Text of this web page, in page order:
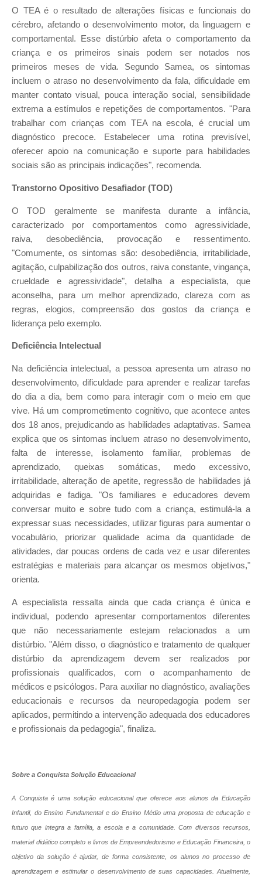
O TEA é o resultado de alterações físicas e funcionais do
cérebro, afetando o desenvolvimento motor, da linguagem e
comportamental. Esse distúrbio afeta o comportamento da
criança e os primeiros sinais podem ser notados nos
primeiros meses de vida. Segundo Samea, os sintomas
incluem o atraso no desenvolvimento da fala, dificuldade em
manter contato visual, pouca interação social, sensibilidade
extrema a estímulos e repetições de comportamentos. "Para
trabalhar com crianças com TEA na escola, é crucial um
diagnóstico precoce. Estabelecer uma rotina previsível,
oferecer apoio na comunicação e suporte para habilidades
sociais são as principais indicações", recomenda.
Transtorno Opositivo Desafiador (TOD)
O TOD geralmente se manifesta durante a infância,
caracterizado por comportamentos como agressividade,
raiva, desobediência, provocação e ressentimento.
"Comumente, os sintomas são: desobediência, irritabilidade,
agitação, culpabilização dos outros, raiva constante, vingança,
crueldade e agressividade", detalha a especialista, que
aconselha, para um melhor aprendizado, clareza com as
regras, elogios, compreensão dos gostos da criança e
liderança pelo exemplo.
Deficiência Intelectual
Na deficiência intelectual, a pessoa apresenta um atraso no
desenvolvimento, dificuldade para aprender e realizar tarefas
do dia a dia, bem como para interagir com o meio em que
vive. Há um comprometimento cognitivo, que acontece antes
dos 18 anos, prejudicando as habilidades adaptativas. Samea
explica que os sintomas incluem atraso no desenvolvimento,
falta de interesse, isolamento familiar, problemas de
aprendizado, queixas somáticas, medo excessivo,
irritabilidade, alteração de apetite, regressão de habilidades já
adquiridas e fadiga. "Os familiares e educadores devem
conversar muito e sobre tudo com a criança, estimulá-la a
expressar suas necessidades, utilizar figuras para aumentar o
vocabulário, priorizar qualidade acima da quantidade de
atividades, dar poucas ordens de cada vez e usar diferentes
estratégias e materiais para alcançar os mesmos objetivos,"
orienta.
A especialista ressalta ainda que cada criança é única e
individual, podendo apresentar comportamentos diferentes
que não necessariamente estejam relacionados a um
distúrbio. "Além disso, o diagnóstico e tratamento de qualquer
distúrbio da aprendizagem devem ser realizados por
profissionais qualificados, com o acompanhamento de
médicos e psicólogos. Para auxiliar no diagnóstico, avaliações
educacionais e recursos da neuropedagogia podem ser
aplicados, permitindo a intervenção adequada dos educadores
e profissionais da pedagogia", finaliza.
Sobre a Conquista Solução Educacional
A Conquista é uma solução educacional que oferece aos alunos da Educação
Infantil, do Ensino Fundamental e do Ensino Médio uma proposta de educação e
futuro que integra a família, a escola e a comunidade. Com diversos recursos,
material didático completo e livros de Empreendedorismo e Educação Financeira, o
objetivo da solução é ajudar, de forma consistente, os alunos no processo de
aprendizagem e estimular o desenvolvimento de suas capacidades. Atualmente,